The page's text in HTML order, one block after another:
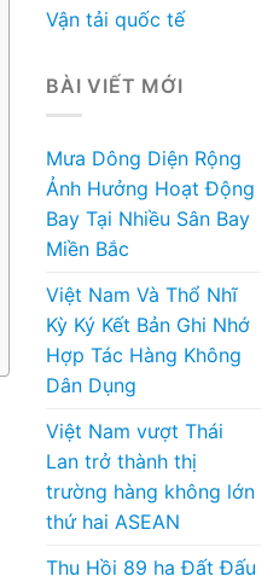
Vận tải quốc tế
BÀI VIẾT MỚI
Mưa Dông Diện Rộng
Ảnh Hưởng Hoạt Động
Bay Tại Nhiều Sân Bay
Miền Bắc
Việt Nam Và Thổ Nhĩ
Kỳ Ký Kết Bản Ghi Nhớ
Hợp Tác Hàng Không
Dân Dụng
Việt Nam vượt Thái
Lan trở thành thị
trường hàng không lớn
thứ hai ASEAN
Thu Hồi 89 ha Đất Đấu